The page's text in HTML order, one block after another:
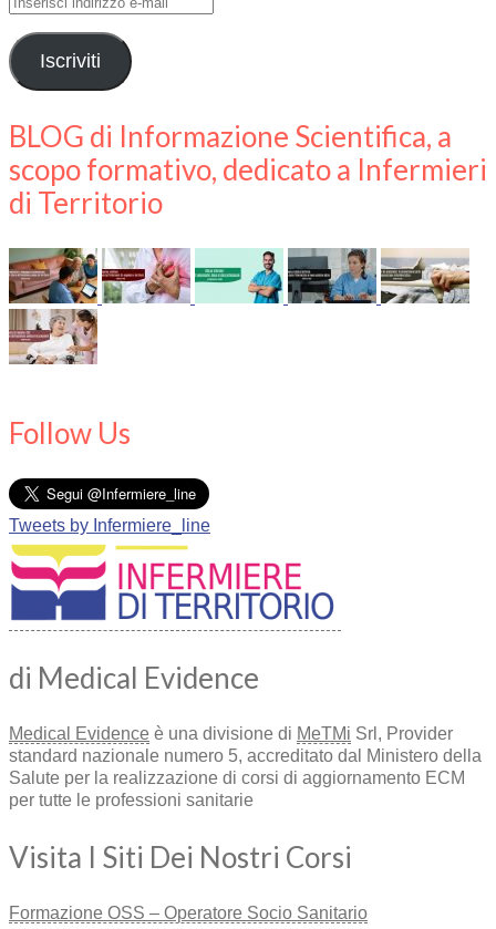
e-
mail Iscriviti
BLOG di Informazione Scientifica, a
scopo formativo, dedicato a Infermieri
di Territorio
Follow Us
Tweets by Infermiere_line
di Medical Evidence
Medical Evidence è una divisione di MeTMi Srl, Provider
standard nazionale numero 5, accreditato dal Ministero della
Salute per la realizzazione di corsi di aggiornamento ECM
per tutte le professioni sanitarie
Visita I Siti Dei Nostri Corsi
Formazione OSS – Operatore Socio Sanitario